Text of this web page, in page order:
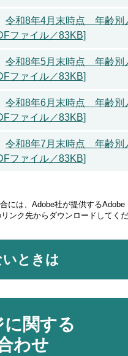
令和8年4月末時点 年齢別
ファイル／83KB]
令和8年5月末時点 年齢別
ファイル／83KB]
令和8年6月末時点 年齢別
ファイル／83KB]
令和8年7月末時点 年齢別
ファイル／83KB]
には、Adobe社が提供するAdobe
ンク先からダウンロードしてくだ
ときは
関する
わせ